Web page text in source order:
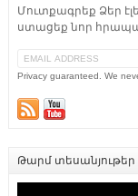
Մուտքագրեք Ձեր
ստացեք նոր
Privacy guaranteed. We
Թարմ տեսանյութեր